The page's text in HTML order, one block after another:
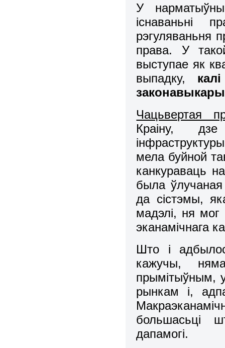
У
існаваньні
рэгуляваньня
права. У
выступае як
выпадку,
Чацьвертая
Краіну, дзе
мела буйной
канкураваць
была ўлучаная
да сістэмы,
мадэлі, ня мог
эканамічнага
Што і
кажучы,
прымітыўным,
рынкам і,
большасьці
дапамогі.